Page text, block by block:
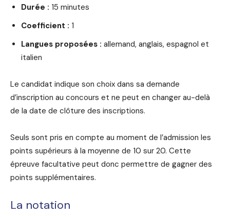
Durée : 15 minutes
Coefficient : 1
Langues proposées : allemand, anglais, espagnol et
italien
Le candidat indique son choix dans sa demande
d’inscription au concours et ne peut en changer au-delà
de la date de clôture des inscriptions.
Seuls sont pris en compte au moment de l’admission les
points supérieurs à la moyenne de 10 sur 20. Cette
épreuve facultative peut donc permettre de gagner des
points supplémentaires.
La notation